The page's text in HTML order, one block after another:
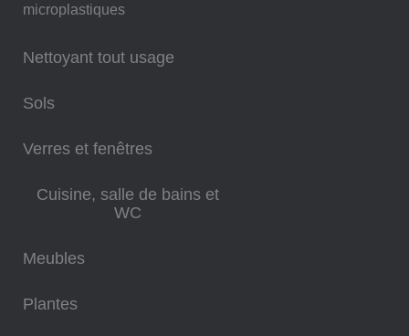
microplastiques
Nettoyant tout usage
Sols
Verres et fenêtres
Cuisine, salle de bains et
WC
Meubles
Plantes